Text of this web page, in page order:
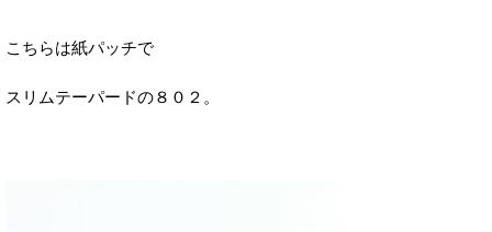
こちらは紙パッチで
スリムテーパードの８０２。